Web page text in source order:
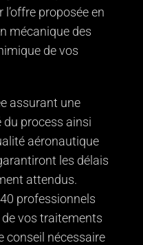
proposée en
mécanique des
de vos
assurant une
process ainsi
aéronautique
les délais
attendus.
professionnels
vos traitements
conseil nécessaire